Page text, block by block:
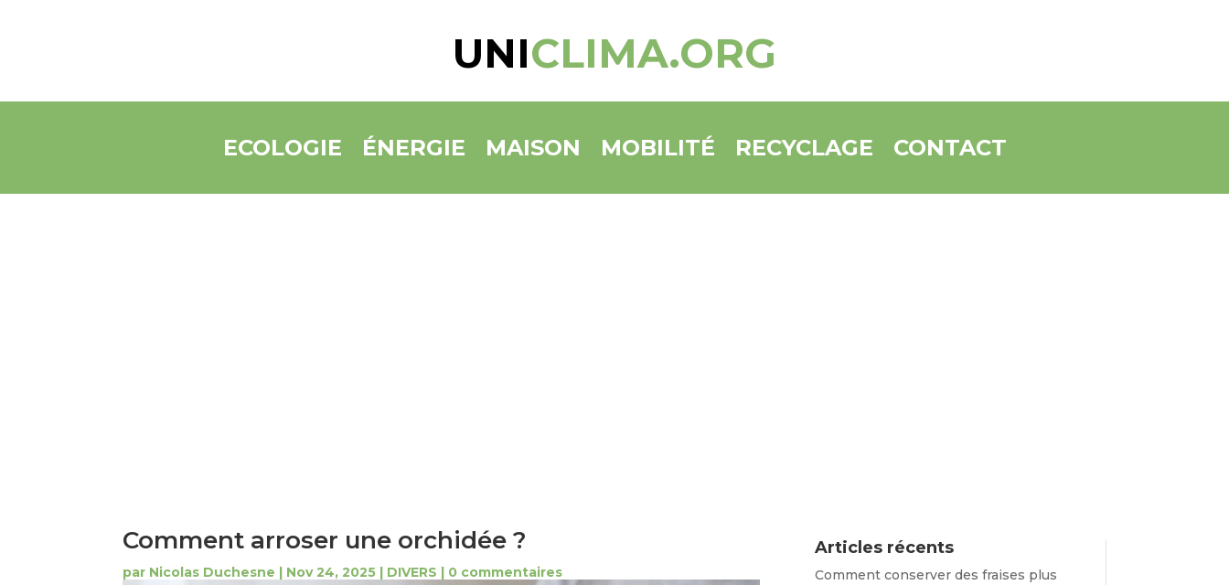
UNICLIMA.ORG
ECOLOGIE ÉNERGIE MAISON MOBILITÉ RECYCLAGE CONTACT
Comment arroser une orchidée ?
par Nicolas Duchesne Nov 24, 2025 DIVERS 0 commentaires
Articles récents
Comment conserver des fraises plus